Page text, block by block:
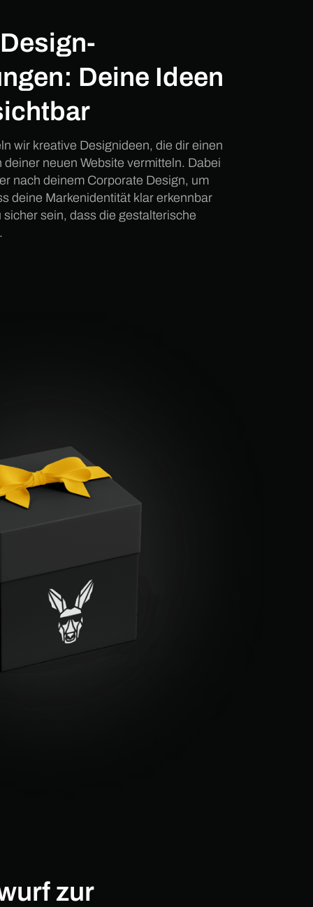
Deine Ideen
wir kreative Designideen, die dir einen
deiner neuen Website vermitteln. Dabei
nach deinem Corporate Design, um
deine Markenidentität klar erkennbar
sein, dass die gestalterische
zur